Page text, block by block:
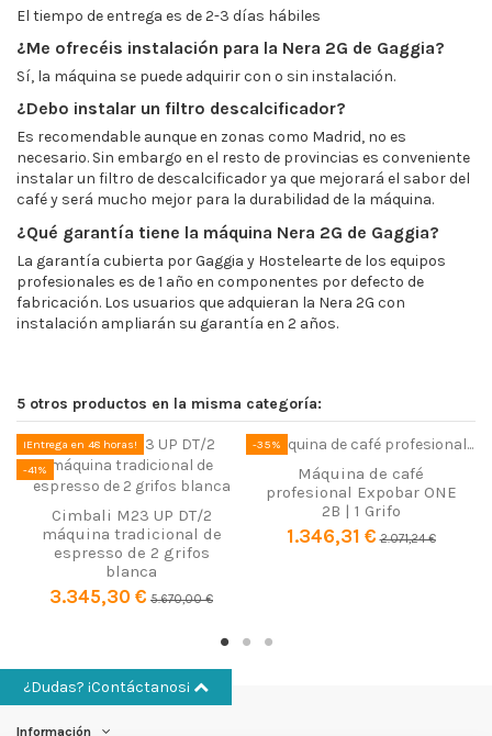
El tiempo de entrega es de 2-3 días hábiles
¿Me ofrecéis instalación para la Nera 2G de Gaggia?
Sí, la máquina se puede adquirir con o sin instalación.
¿Debo instalar un filtro descalcificador?
Es recomendable aunque en zonas como Madrid, no es
necesario. Sin embargo en el resto de provincias es conveniente
instalar un filtro de descalcificador ya que mejorará el sabor del
café y será mucho mejor para la durabilidad de la máquina.
¿Qué garantía tiene la máquina Nera 2G de Gaggia?
La garantía cubierta por Gaggia y Hostelearte de los equipos
profesionales es de 1 año en componentes por defecto de
fabricación. Los usuarios que adquieran la Nera 2G con
instalación ampliarán su garantía en 2 años.
Fondo
53 cm
Alto
42 cm
Potencia (W)
2.800 W
Voltaje
230 V/50-60Hz
Caldera
Descargas (257.85KB)
Instrucciones La Nera
Instrucciones Gaggia La Nera Máquina de Café
5 otros productos en la misma categoría:
¡Entrega en 48 horas!
-41%
Cimbali M23 UP DT/2
máquina tradicional de
espresso de 2 grifos
blanca
3.345,30 € 5.670,00 €
-35%
Máquina de café
profesional Expobar ONE
2B | 1 Grifo
1.346,31 € 2.071,24 €
¿Dudas? ¡Contáctanos¡
Información